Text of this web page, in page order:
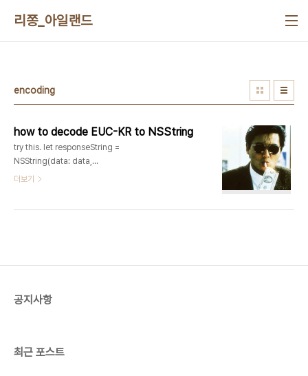
리쫑_아일랜드
encoding
how to decode EUC-KR to NSString
try this. let responseString =
NSString(data: data,
encoding:CFStringConvertEncodingToNSStringEncoding(
더보기
공지사항
최근 포스트